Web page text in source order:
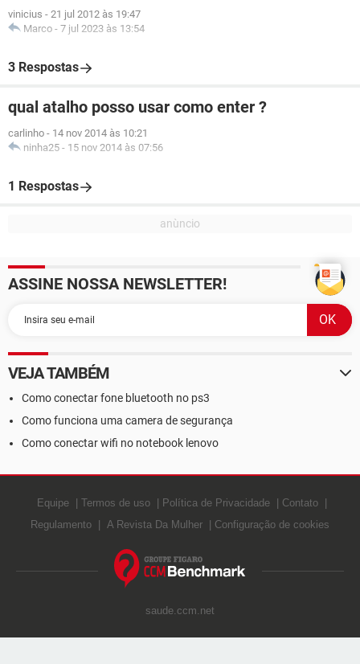
vinicius - 21 jul 2012 às 19:47
Marco - 7 jul 2023 às 13:54
3 Respostas
qual atalho posso usar como enter ?
carlinho - 14 nov 2014 às 10:21
ninha25 - 15 nov 2014 às 07:56
1 Respostas
ASSINE NOSSA NEWSLETTER!
VEJA TAMBÉM
Como conectar fone bluetooth no ps3
Como funciona uma camera de segurança
Como conectar wifi no notebook lenovo
Equipe Termos de uso Política de Privacidade
Contato
Regulamento
A Revista Da Mulher Configuração de cookies
saude.ccm.net